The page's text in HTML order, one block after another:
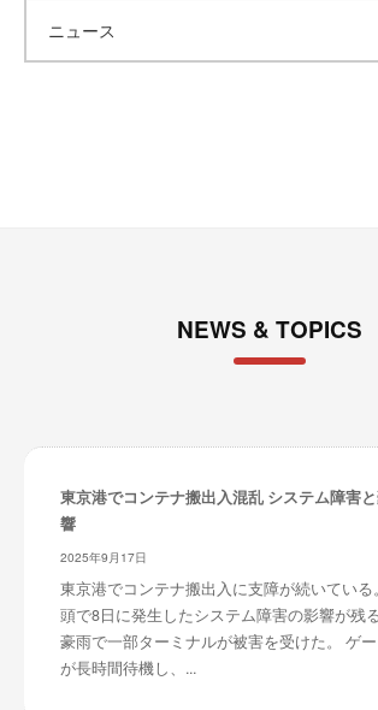
イ
ニュース
NEWS & TOPICS
東京港でコンテナ搬出入混乱 システム障害
響
2025年9月17日
東京港でコンテナ搬出入に支障が続いてい
頭で8日に発生したシステム障害の影響が残
豪雨で一部ターミナルが被害を受けた。 ゲ
が長時間待機し、...